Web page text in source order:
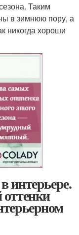
Таким
в зимнюю пору, а
никогда хороши
интерьере.